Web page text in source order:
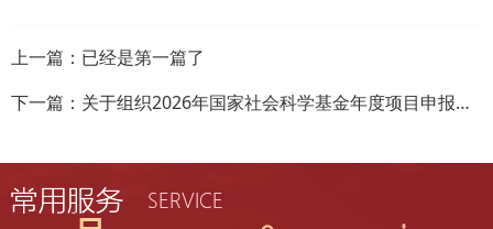
上一篇：已经是第一篇了
下一篇： 关于组织2026年国家社会科学基金年度项目申报的通知